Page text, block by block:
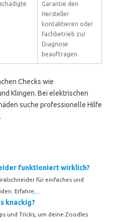
Garantie den
Hersteller
kontaktieren oder
Fachbetrieb zur
Diagnose
beauftragen.
Checks wie
Klingen. Bei elektrischen
suche professionelle Hilfe
funktioniert wirklich?
für einfaches und
Erfahre,...
knackig?
und Tricks, um deine Zoodles